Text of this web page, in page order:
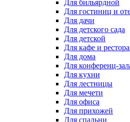
Для бильярдной
Для гостиниц и
Для дачи
Для детского сада
Для детской
Для кафе и
Для дома
Для конференц-
Для кухни
Для лестницы
Для мечети
Для офиса
Для прихожей
Для спальни